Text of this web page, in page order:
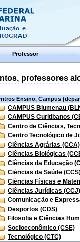
Professor
professores
Ensino, Campus
CAMPUS Blumenau
CAMPUS Curitibanos
Centro de Ciências,
Centro Tecnológico de
Ciências Agrárias (CCA)
Ciências Biológicas
Ciências da Educação
Ciências da Saúde
Ciências Físicas e
Ciências Jurídicas (CCJ)
Comunicação e
Desportos (CDS)
Filosofia e Ciências
Socioeconômico (CSE)
Tecnológico (CTC)